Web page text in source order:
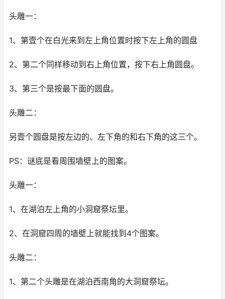
头雕一：
1、第壹个在白光来到左上角位置时按下左上角的圆盘
2、第二个同样移动到右上角位置，按下右上角圆盘。
3、第三个是按最下面的圆盘。
头雕二：
另壹个圆盘是按左边的、左下角的和右下角的这三个。
PS：谜底是看周围墙壁上的图案。
头雕一：
1、在湖泊左上角的小洞窟祭坛里。
2、在洞窟四周的墙壁上就能找到4个图案。
头雕二：
1、第二个头雕是在湖泊西南角的大洞窟祭坛。